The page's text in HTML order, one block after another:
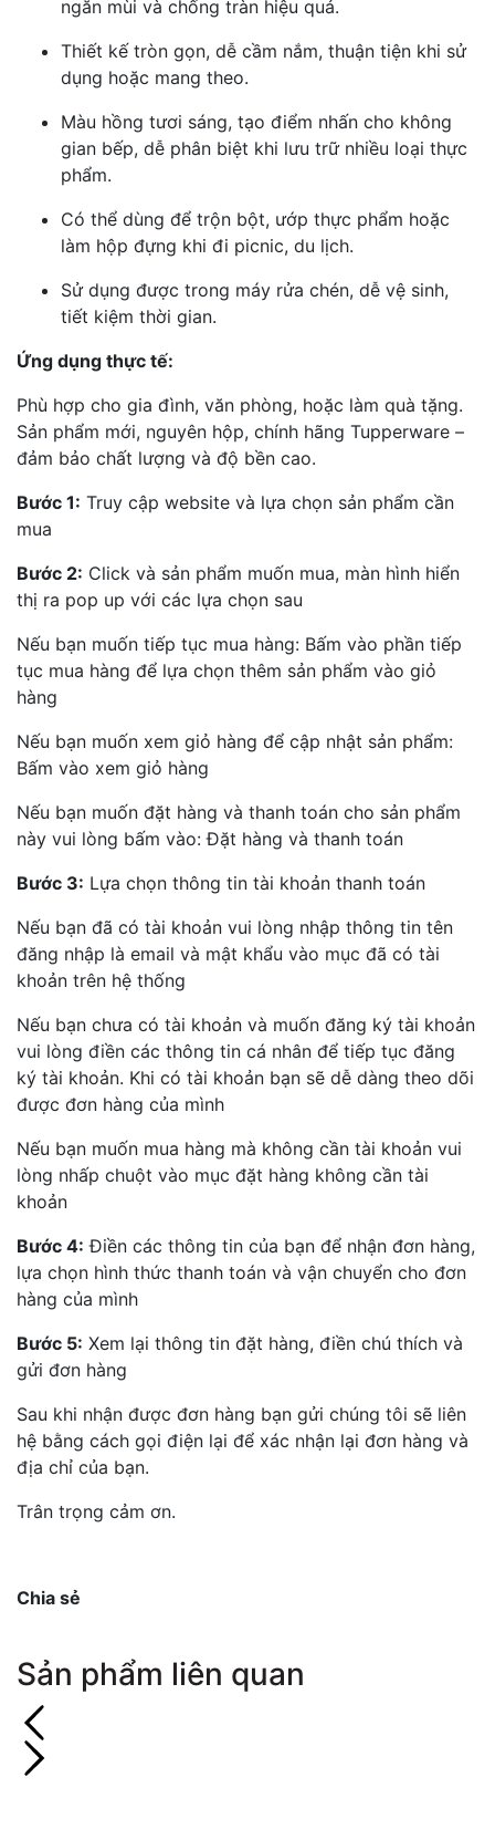
ngăn mùi và chống tràn hiệu quả.
Thiết kế tròn gọn, dễ cầm nắm, thuận tiện khi sử
dụng hoặc mang theo.
Màu hồng tươi sáng, tạo điểm nhấn cho không
gian bếp, dễ phân biệt khi lưu trữ nhiều loại thực
phẩm.
Có thể dùng để trộn bột, ướp thực phẩm hoặc
làm hộp đựng khi đi picnic, du lịch.
Sử dụng được trong máy rửa chén, dễ vệ sinh,
tiết kiệm thời gian.
Ứng dụng thực tế:
Phù hợp cho gia đình, văn phòng, hoặc làm quà tặng.
Sản phẩm mới, nguyên hộp, chính hãng Tupperware –
đảm bảo chất lượng và độ bền cao.
Bước 1: Truy cập website và lựa chọn sản phẩm cần
mua
Bước 2: Click và sản phẩm muốn mua, màn hình hiển
thị ra pop up với các lựa chọn sau
Nếu bạn muốn tiếp tục mua hàng: Bấm vào phần tiếp
tục mua hàng để lựa chọn thêm sản phẩm vào giỏ
hàng
Nếu bạn muốn xem giỏ hàng để cập nhật sản phẩm:
Bấm vào xem giỏ hàng
Nếu bạn muốn đặt hàng và thanh toán cho sản phẩm
này vui lòng bấm vào: Đặt hàng và thanh toán
Bước 3: Lựa chọn thông tin tài khoản thanh toán
Nếu bạn đã có tài khoản vui lòng nhập thông tin tên
đăng nhập là email và mật khẩu vào mục đã có tài
khoản trên hệ thống
Nếu bạn chưa có tài khoản và muốn đăng ký tài khoản
vui lòng điền các thông tin cá nhân để tiếp tục đăng
ký tài khoản. Khi có tài khoản bạn sẽ dễ dàng theo dõi
được đơn hàng của mình
Nếu bạn muốn mua hàng mà không cần tài khoản vui
lòng nhấp chuột vào mục đặt hàng không cần tài
khoản
Bước 4: Điền các thông tin của bạn để nhận đơn hàng,
lựa chọn hình thức thanh toán và vận chuyển cho đơn
hàng của mình
Bước 5: Xem lại thông tin đặt hàng, điền chú thích và
gửi đơn hàng
Sau khi nhận được đơn hàng bạn gửi chúng tôi sẽ liên
hệ bằng cách gọi điện lại để xác nhận lại đơn hàng và
địa chỉ của bạn.
Trân trọng cảm ơn.
Chia sẻ
Sản phẩm liên quan